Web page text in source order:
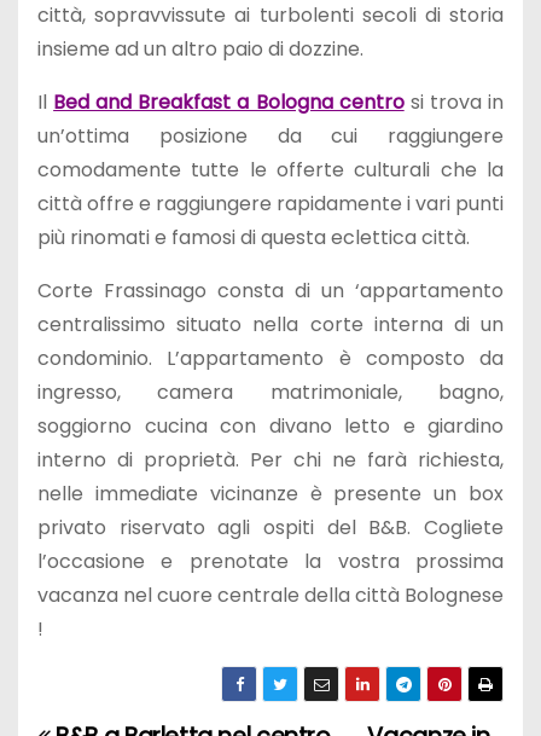
città, sopravvissute ai turbolenti secoli di storia
insieme ad un altro paio di dozzine.
Il Bed and Breakfast a Bologna centrosi trova in
un’ottima posizione da cui raggiungere
comodamente tutte le offerte culturali che la
città offre e raggiungere rapidamente i vari punti
più rinomati e famosi di questa eclettica città.
Corte Frassinago consta di un ‘appartamento
centralissimo situato nella corte interna di un
condominio. L’appartamento è composto da
ingresso, camera matrimoniale, bagno,
soggiorno cucina con divano letto e giardino
interno di proprietà. Per chi ne farà richiesta,
nelle immediate vicinanze è presente un box
privato riservato agli ospiti del B&B. Cogliete
l’occasione e prenotate la vostra prossima
vacanza nel cuore centrale della città Bolognese
!